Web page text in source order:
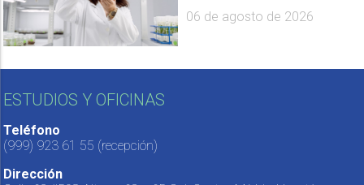
06 de agosto de 2026
ESTUDIOS Y OFICINAS
Teléfono
(999) 923 61 55 (recepción)
Dirección